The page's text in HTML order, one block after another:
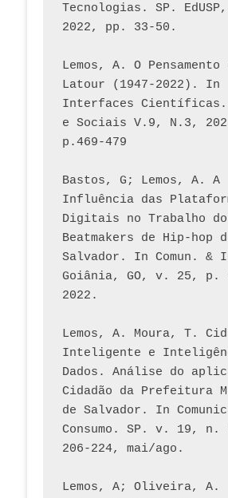
Tecnologias. SP. EdUSP,
2022, pp. 33-50.
Lemos, A. O Pensamento
Latour (1947-2022). In
Interfaces Científicas.
e Sociais V.9, N.3,
p.469-479
Bastos, G; Lemos, A. A
Influência das
Digitais no Trabalho
Beatmakers de Hip-hop
Salvador. In Comun. &
Goiânia, GO, v. 25, p.
2022.
Lemos, A. Moura, T.
Inteligente e
Dados. Análise do
Cidadão da Prefeitura
de Salvador. In
Consumo. SP. v. 19, n.
206-224, mai/ago.
Lemos, A; Oliveira, A.